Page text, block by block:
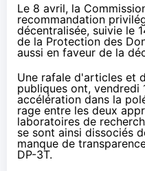
Le 8 avril, la
recommandation
décentralisée, suivie le
de la Protection des
aussi en faveur de la
Une rafale d'articles et
publiques ont, vendredi
accélération dans la
rage entre les deux
laboratoires de
se sont ainsi dissociés
manque de
DP-3T.